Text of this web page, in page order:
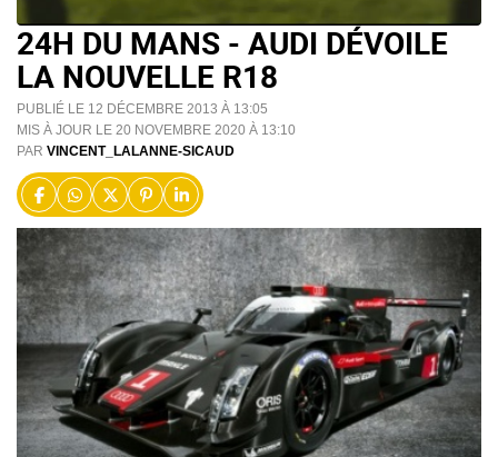
24H DU MANS - AUDI DÉVOILE
LA NOUVELLE R18
PUBLIÉ LE 12 DÉCEMBRE 2013 À 13:05
MIS À JOUR LE 20 NOVEMBRE 2020 À 13:10
PAR VINCENT_LALANNE-SICAUD